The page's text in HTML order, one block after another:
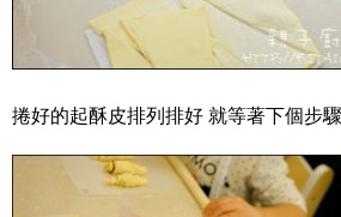
捲好的起酥皮排列排好 就等著下個步